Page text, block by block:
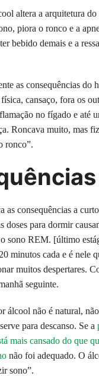
altera a arquitetura do
piora o ronco e a
bebido demais e a
as consequências do
cansaço, fora os
no fígado e até
Roncava muito, mas
ronco”.
as consequências a
doses para dormir
sono REM. [último
minutos cada e é nele
muitos despertares.
seguinte.
álcool não é natural,
para descanso. Se a
mais cansado do que
não foi adequado. O
sono”.